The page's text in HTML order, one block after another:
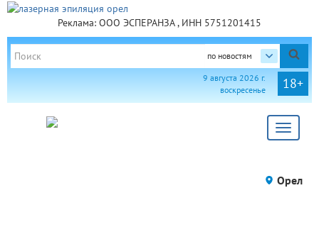
Реклама: ООО ЭСПЕРАНЗА , ИНН 5751201415
по новостям
18+
9 августа 2026 г.
воскресенье
Toggle
Орел